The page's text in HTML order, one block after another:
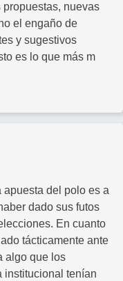
nuevas
el engaño de
y sugestivos
es lo que más m
del polo es a
dado sus futos
En cuanto
tácticamente ante
algo que los
institucional tenían